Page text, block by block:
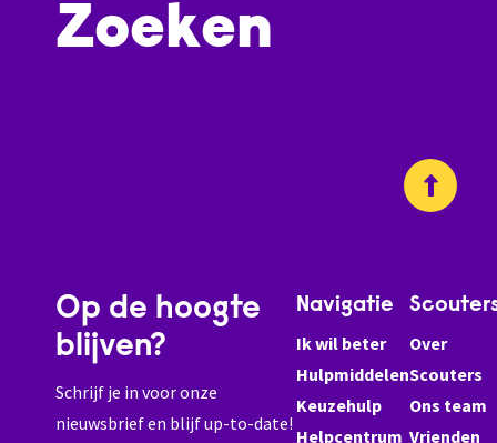
Zoeken
Op de hoogte
blijven?
Schrijf je in voor onze
nieuwsbrief en blijf up-to-date!
Navigatie
Ik wil beter
Hulpmiddelen
Keuzehulp
Helpcentrum
Over
Scouters
Ons team
Vrienden